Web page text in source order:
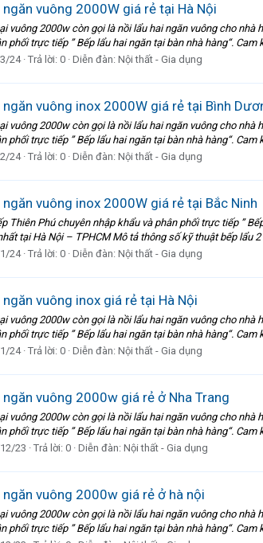
ngăn vuông 2000W giá rẻ tại Hà Nội
vuông 2000w còn gọi là nồi lẩu hai ngăn vuông cho
phối trực tiếp ” Bếp lẩu hai ngăn tại bàn nhà hàng“. Cam
24 Trả lời: 0 Diễn đàn: Nội thất - Gia dụng
ngăn vuông inox 2000W giá rẻ tại Bình
vuông 2000w còn gọi là nồi lẩu hai ngăn vuông cho
phối trực tiếp ” Bếp lẩu hai ngăn tại bàn nhà hàng“. Cam
24 Trả lời: 0 Diễn đàn: Nội thất - Gia dụng
ngăn vuông inox 2000W giá rẻ tại Bắc Ninh
Thiên Phú chuyên nhập khẩu và phân phối trực tiếp ”
tại Hà Nội – TPHCM Mô tả thông số kỹ thuật bếp lẩu
24 Trả lời: 0 Diễn đàn: Nội thất - Gia dụng
ngăn vuông inox giá rẻ tại Hà Nội
vuông 2000w còn gọi là nồi lẩu hai ngăn vuông cho
phối trực tiếp ” Bếp lẩu hai ngăn tại bàn nhà hàng“. Cam
24 Trả lời: 0 Diễn đàn: Nội thất - Gia dụng
ngăn vuông 2000w giá rẻ ở Nha Trang
vuông 2000w còn gọi là nồi lẩu hai ngăn vuông cho
phối trực tiếp ” Bếp lẩu hai ngăn tại bàn nhà hàng“. Cam
23 Trả lời: 0 Diễn đàn: Nội thất - Gia dụng
ngăn vuông 2000w giá rẻ ở hà nội
vuông 2000w còn gọi là nồi lẩu hai ngăn vuông cho
phối trực tiếp ” Bếp lẩu hai ngăn tại bàn nhà hàng“. Cam